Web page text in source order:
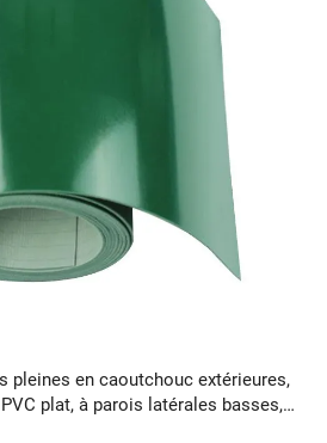
pleines en caoutchouc extérieures,
plat, à parois latérales basses,